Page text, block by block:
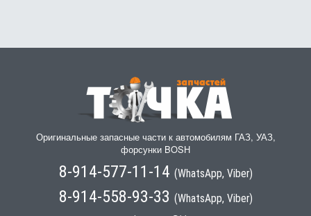
Оригинальные запасные части к автомобилям ГАЗ, УАЗ,
форсунки BOSH
8-914-577-11-14 (WhatsApp, Viber)
8-914-558-93-33 (WhatsApp, Viber)